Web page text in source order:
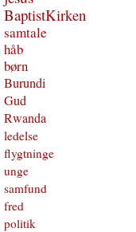
BaptistKirken
samtale
håb
børn
Burundi
Gud
Rwanda
ledelse
flygtninge
unge
samfund
fred
politik